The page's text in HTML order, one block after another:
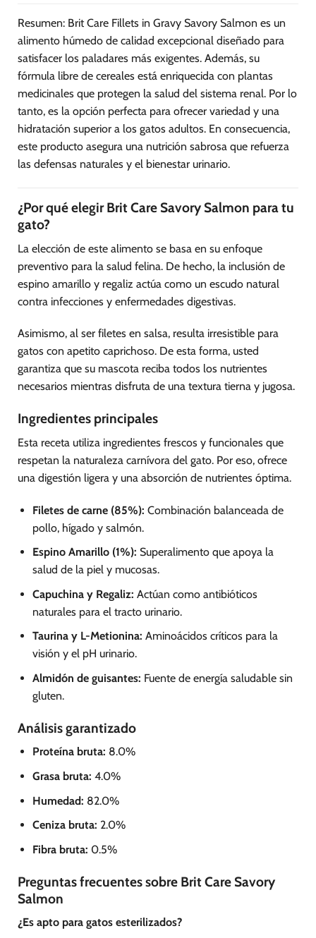
Resumen: Brit Care Fillets in Gravy Savory Salmon es un
alimento húmedo de calidad excepcional diseñado para
satisfacer los paladares más exigentes. Además, su
fórmula libre de cereales está enriquecida con plantas
medicinales que protegen la salud del sistema renal. Por lo
tanto, es la opción perfecta para ofrecer variedad y una
hidratación superior a los gatos adultos. En consecuencia,
este producto asegura una nutrición sabrosa que refuerza
las defensas naturales y el bienestar urinario.
¿Por qué elegir Brit Care Savory Salmon para tu
gato?
La elección de este alimento se basa en su enfoque
preventivo para la salud felina. De hecho, la inclusión de
espino amarillo y regaliz actúa como un escudo natural
contra infecciones y enfermedades digestivas.
Asimismo, al ser filetes en salsa, resulta irresistible para
gatos con apetito caprichoso. De esta forma, usted
garantiza que su mascota reciba todos los nutrientes
necesarios mientras disfruta de una textura tierna y jugosa.
Ingredientes principales
Esta receta utiliza ingredientes frescos y funcionales que
respetan la naturaleza carnívora del gato. Por eso, ofrece
una digestión ligera y una absorción de nutrientes óptima.
Filetes de carne (85%): Combinación balanceada de
pollo, hígado y salmón.
Espino Amarillo (1%): Superalimento que apoya la
salud de la piel y mucosas.
Capuchina y Regaliz: Actúan como antibióticos
naturales para el tracto urinario.
Taurina y L-Metionina: Aminoácidos críticos para la
visión y el pH urinario.
Almidón de guisantes: Fuente de energía saludable sin
gluten.
Análisis garantizado
Proteína bruta: 8.0%
Grasa bruta: 4.0%
Humedad: 82.0%
Ceniza bruta: 2.0%
Fibra bruta: 0.5%
Preguntas frecuentes sobre Brit Care Savory
Salmon
¿Es apto para gatos esterilizados?